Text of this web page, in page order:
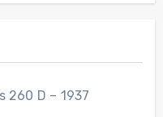
260 D – 1937